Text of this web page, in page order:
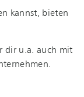
kannst, bieten
dir u.a. auch mit